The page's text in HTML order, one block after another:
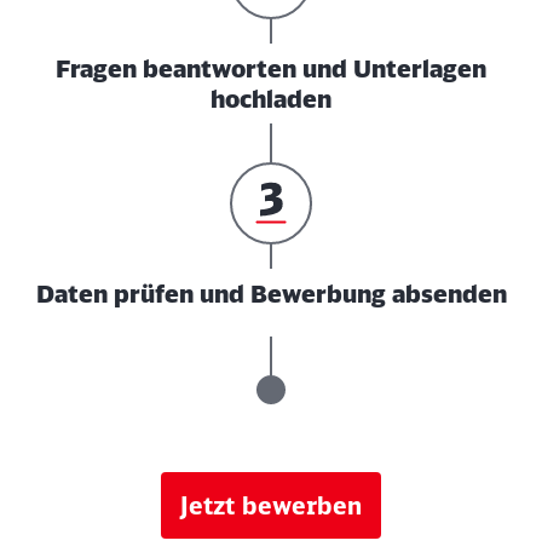
Fragen beantworten und Unterlagen
hochladen
Daten prüfen und Bewerbung absenden
Jetzt bewerben